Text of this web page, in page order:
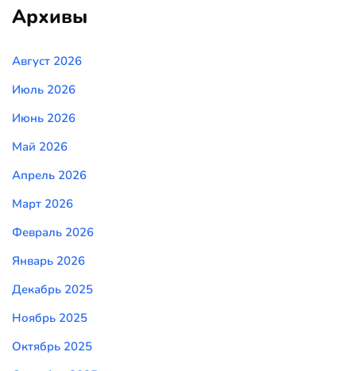
Архивы
Август 2026
Июль 2026
Июнь 2026
Май 2026
Апрель 2026
Март 2026
Февраль 2026
Январь 2026
Декабрь 2025
Ноябрь 2025
Октябрь 2025